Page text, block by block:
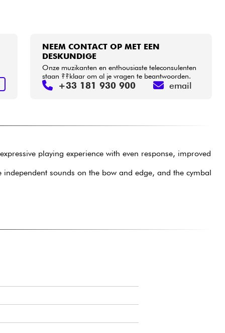
NEEM CONTACT OP MET EEN
DESKUNDIGE
Onze muzikanten en enthousiaste teleconsulenten
staan ??klaar om al je vragen te beantwoorden.
+33 181 930 900 email
playing experience with even response, improved
sounds on the bow and edge, and the cymbal